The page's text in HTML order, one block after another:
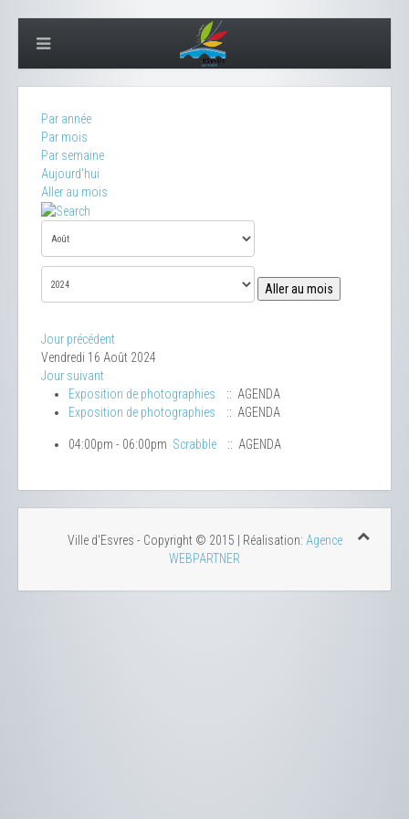
Par année
Par mois
Par semaine
Aujourd'hui
Aller au mois
Aller au mois
Jour précédent
Vendredi 16 Août 2024
Jour suivant
Exposition de photographies
:: AGENDA
Exposition de photographies
:: AGENDA
04:00pm - 06:00pm Scrabble :: AGENDA
Ville d'Esvres - Copyright © 2015 | Réalisation: Agence
WEBPARTNER